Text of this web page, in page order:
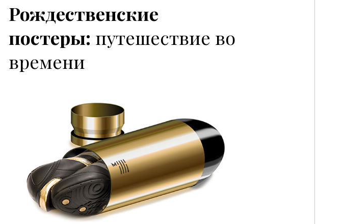
Рождественские
постеры: путешествие во
времени
P